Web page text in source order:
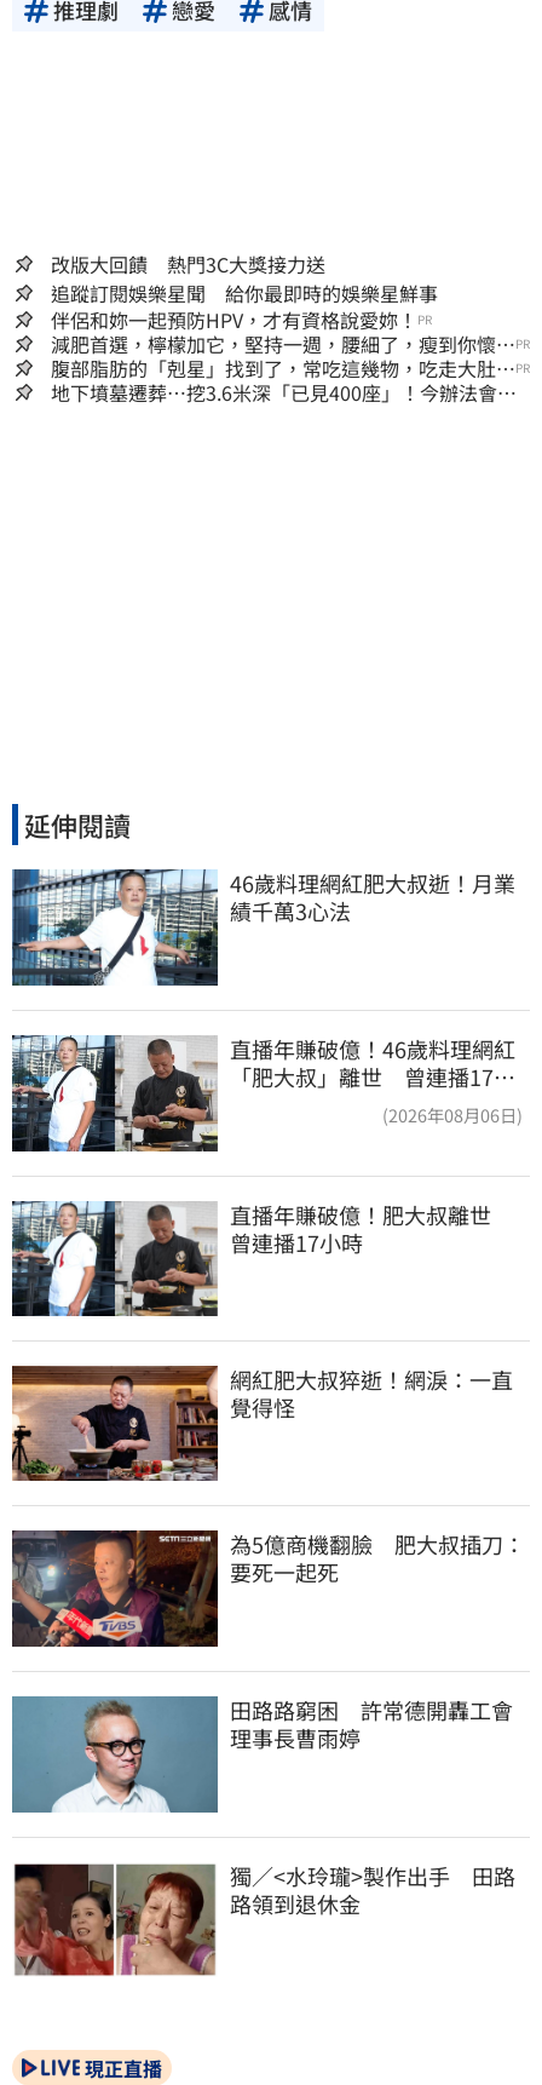
推理劇 戀愛 感情
改版大回饋 熱門3C大獎接力送
追蹤訂閱娛樂星聞 給你最即時的娛樂星鮮事
伴侶和妳一起預防HPV，才有資格說愛妳！ PR
減肥首選，檸檬加它，堅持一週，腰細了，瘦到你懷疑
人生
PR
腹部脂肪的「剋星」找到了，常吃這幾物，吃走大肚
囊，瘦出小蠻腰
PR
地下墳墓遷葬…挖3.6米深「已見400座」！今辦法會安
延伸閱讀
46歲料理網紅肥大叔逝！月業
績千萬3心法
直播年賺破億！46歲料理網紅
「肥大叔」離世 曾連播17小
(2026年08月06日)
直播年賺破億！肥大叔離世
曾連播17小時
網紅肥大叔猝逝！網淚：一直
覺得怪
為5億商機翻臉　肥大叔插刀：
要死一起死
田路路窮困　許常德開轟工會
理事長曹雨婷
獨／<水玲瓏>製作出手　田路
路領到退休金
現正直播